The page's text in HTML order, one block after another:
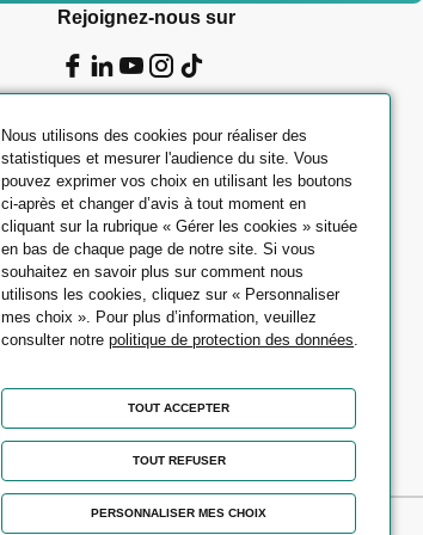
Rejoignez-nous sur
Nous utilisons des cookies pour réaliser des
statistiques et mesurer l'audience du site. Vous
pouvez exprimer vos choix en utilisant les boutons
ci-après et changer d’avis à tout moment en
cliquant sur la rubrique « Gérer les cookies » située
en bas de chaque page de notre site. Si vous
souhaitez en savoir plus sur comment nous
utilisons les cookies, cliquez sur « Personnaliser
mes choix ». Pour plus d’information, veuillez
consulter notrepolitique de protection des données.
TOUT ACCEPTER
TOUT REFUSER
PERSONNALISER MES CHOIX